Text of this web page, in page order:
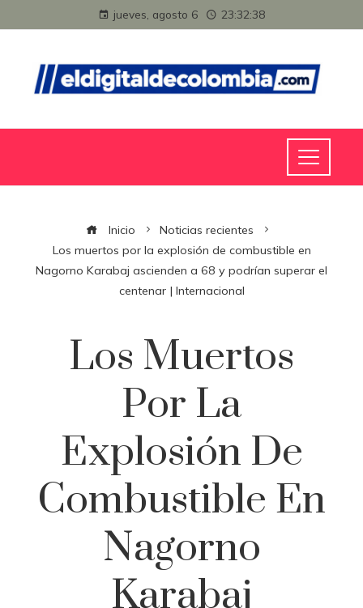
jueves, agosto 6 23:32:39
Inicio
Noticias recientes
Los muertos por la explosión de combustible en
Nagorno Karabaj ascienden a 68 y podrían superar el
centenar | Internacional
Los Muertos
Por La
Explosión De
Combustible En
Nagorno
Karabaj